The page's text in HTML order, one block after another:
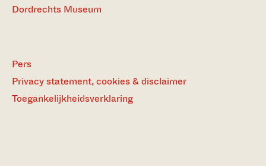
Dordrechts Museum
Pers
Privacy statement, cookies & disclaimer
Toegankelijkheidsverklaring